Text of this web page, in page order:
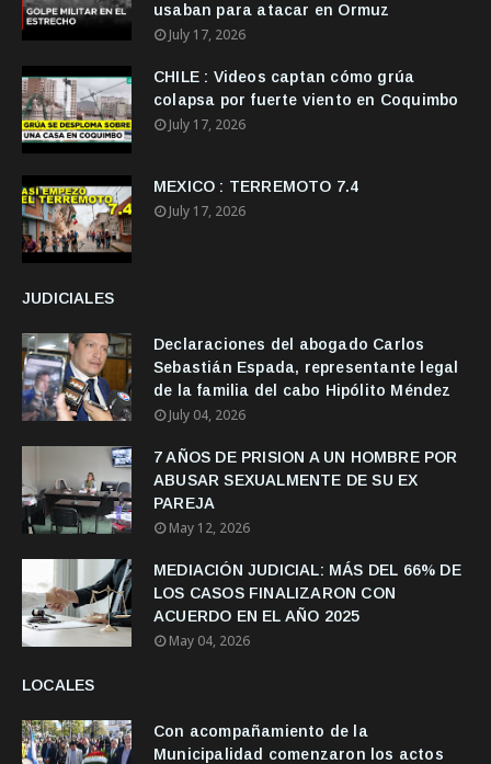
usaban para atacar en Ormuz
July 17, 2026
CHILE : Videos captan cómo grúa
colapsa por fuerte viento en Coquimbo
July 17, 2026
MEXICO : TERREMOTO 7.4
July 17, 2026
JUDICIALES
Declaraciones del abogado Carlos
Sebastián Espada, representante legal
de la familia del cabo Hipólito Méndez
July 04, 2026
7 AÑOS DE PRISION A UN HOMBRE POR
ABUSAR SEXUALMENTE DE SU EX
PAREJA
May 12, 2026
MEDIACIÓN JUDICIAL: MÁS DEL 66% DE
LOS CASOS FINALIZARON CON
ACUERDO EN EL AÑO 2025
May 04, 2026
LOCALES
Con acompañamiento de la
Municipalidad comenzaron los actos